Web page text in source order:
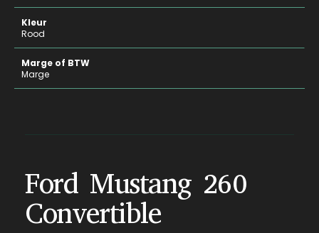
Kleur
Rood
Marge of BTW
Marge
Ford Mustang 260
Convertible